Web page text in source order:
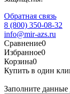
Обратная связь
8 (800) 350-08-32
info@mir-azs.ru
Сравнение0
Избранное0
Корзина0
Купить в один
Заполните данные